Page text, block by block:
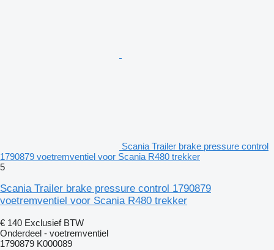
Scania Trailer brake pressure control
1790879 voetremventiel voor Scania R480 trekker
5
Scania Trailer brake pressure control 1790879
voetremventiel voor Scania R480 trekker
€ 140 Exclusief BTW
Onderdeel - voetremventiel
1790879 K000089